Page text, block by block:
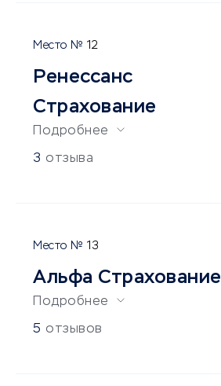
12
Ренессанс
Страхование
Подробнее
3 отзыва
13
Альфа Страхование
Подробнее
5 отзывов